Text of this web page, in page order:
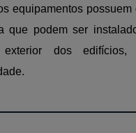
equipamentos possuem
que podem ser
dos edifícios,